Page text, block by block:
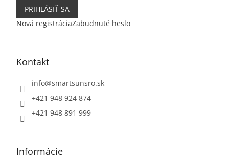
PRIHLÁSIŤ SA
Nová registráciaZabudnuté heslo
Kontakt
info@smartsunsro.sk
+421 948 924 874
+421 948 891 999
Informácie